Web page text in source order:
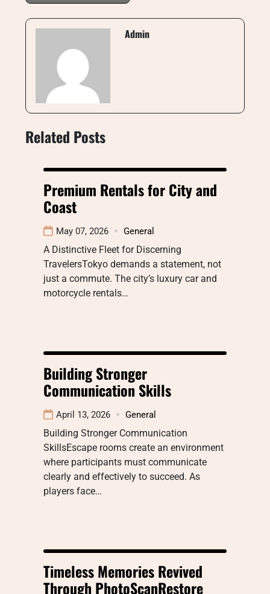
Admin
Related Posts
Premium Rentals for City and
Coast
May 07, 2026 General
A Distinctive Fleet for Discerning
TravelersTokyo demands a statement, not
just a commute. The city’s luxury car and
motorcycle rentals…
Building Stronger
Communication Skills
April 13, 2026 General
Building Stronger Communication
SkillsEscape rooms create an environment
where participants must communicate
clearly and effectively to succeed. As
players face…
Timeless Memories Revived
Through PhotoScanRestore